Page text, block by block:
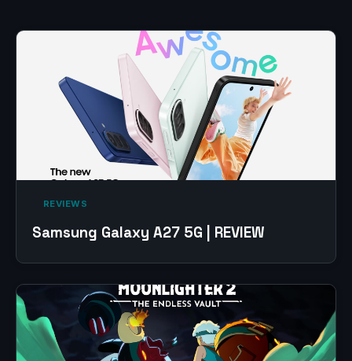
‎ REVIEWS‎
Samsung Galaxy A27 5G | REVIEW